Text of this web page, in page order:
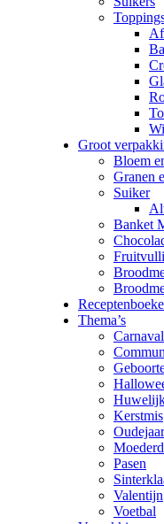
Groot
Bloem
Granen
Suiker
Banket
Thema’s
Carnaval
Kerstmis
Pasen
Valentijn
Voetbal